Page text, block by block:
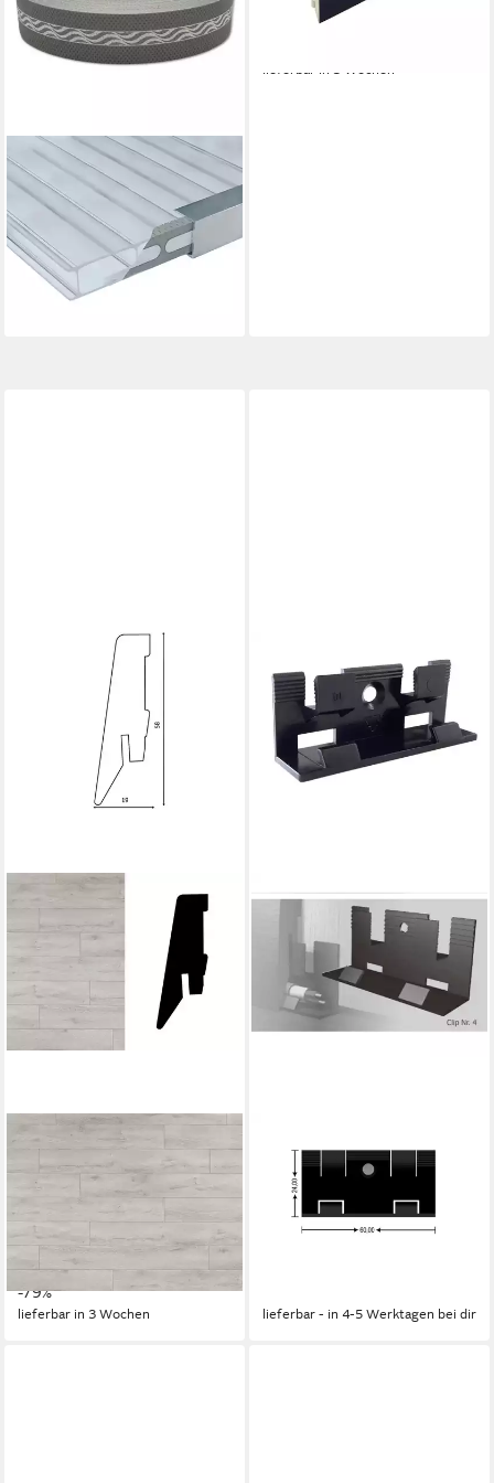
MULTIFOIL
Dichtband Multifoil AntiDust
Tape Filterband für
Doppelstegplatten 33 Meter
60,99 €
74,39 €
-18%
21,99 € 27,59 €
lieferbar in 3 Wochen
KRONOTEX
Sockelleiste KRONOTEX
Sockelleiste Eiche Toscana
Grau 58×19 mm 2.4 m, L: 240
cm, H: 5.8 cm, 1-St.
UVP
-79%
lieferbar in 3 Wochen
Sockelleisten-Endkappe
Sockelleisten-Clip für Profile
16 x 58 mm, 19 x 57 mm und
19 x 80 mm, L: 14 cm, H: 3 cm
lieferbar - in 4-5 Werktagen bei dir